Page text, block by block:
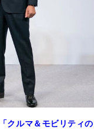
クルマ＆モビリティの